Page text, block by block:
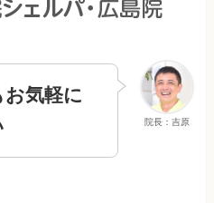
院長：吉原
気軽に